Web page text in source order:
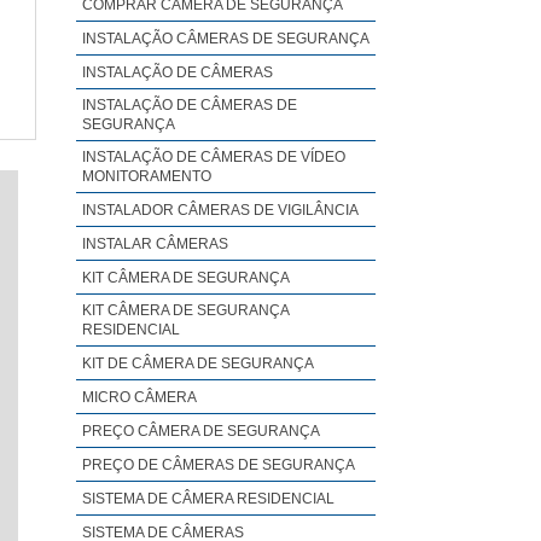
COMPRAR CÂMERA DE SEGURANÇA
INSTALAÇÃO CÂMERAS DE SEGURANÇA
INSTALAÇÃO DE CÂMERAS
INSTALAÇÃO DE CÂMERAS DE
SEGURANÇA
INSTALAÇÃO DE CÂMERAS DE VÍDEO
MONITORAMENTO
INSTALADOR CÂMERAS DE VIGILÂNCIA
INSTALAR CÂMERAS
KIT CÂMERA DE SEGURANÇA
KIT CÂMERA DE SEGURANÇA
RESIDENCIAL
KIT DE CÂMERA DE SEGURANÇA
MICRO CÂMERA
PREÇO CÂMERA DE SEGURANÇA
PREÇO DE CÂMERAS DE SEGURANÇA
SISTEMA DE CÂMERA RESIDENCIAL
SISTEMA DE CÂMERAS